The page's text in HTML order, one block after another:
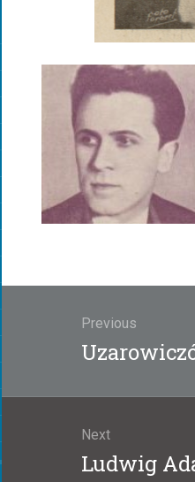
Nawigacja
wpisu
Previous
Previous
Next
Next
Ludwig